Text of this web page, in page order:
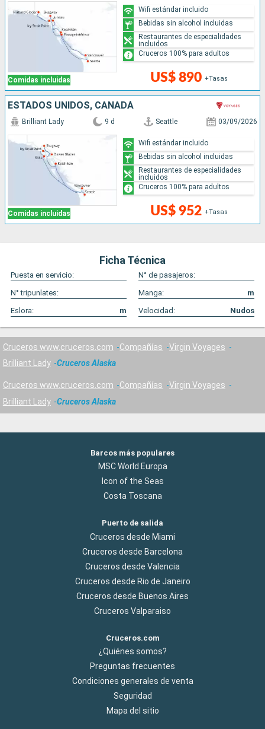
Comidas incluidas US$ 890 +Tasas
Wifi estándar incluido
Bebidas sin alcohol incluidas
Restaurantes de especialidades
incluidos
Cruceros 100% para adultos
ESTADOS UNIDOS, CANADÁ
Comidas incluidas
Brilliant Lady 9 d Seattle 03/09/2026
US$ 952 +Tasas
Wifi estándar incluido
Bebidas sin alcohol incluidas
Restaurantes de especialidades
incluidos
Cruceros 100% para adultos
Ficha Técnica
Puesta en servicio:
N° de pasajeros:
N° tripunlates:
Manga:
m
Eslora:
m Velocidad: Nudos
Cruceros www.cruceros.com Compañías
Virgin Voyages
Brilliant Lady
Cruceros Alaska
Cruceros www.cruceros.com Compañías
Virgin Voyages
Brilliant Lady
Cruceros Alaska
Barcos más populares
MSC World Europa
Icon of the Seas
Costa Toscana
Puerto de salida
Cruceros desde Miami
Cruceros desde Barcelona
Cruceros desde Valencia
Cruceros desde Rio de Janeiro
Cruceros desde Buenos Aires
Cruceros Valparaiso
Cruceros.com
¿Quiénes somos?
Preguntas frecuentes
Condiciones generales de venta
Seguridad
Mapa del sitio